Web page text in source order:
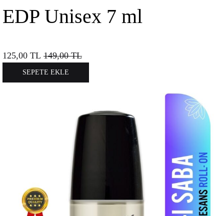
EDP Unisex 7 ml
125,00 TL 149,00TL
SEPETE EKLE